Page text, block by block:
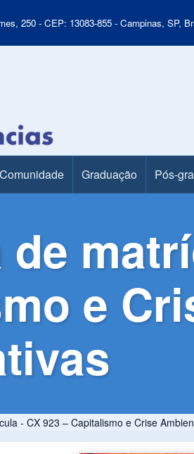
250 - CEP: 13083-855 - Campinas, SP,
Comunidade Graduação Pós-
e
- CX 923 – Capitalismo e Crise